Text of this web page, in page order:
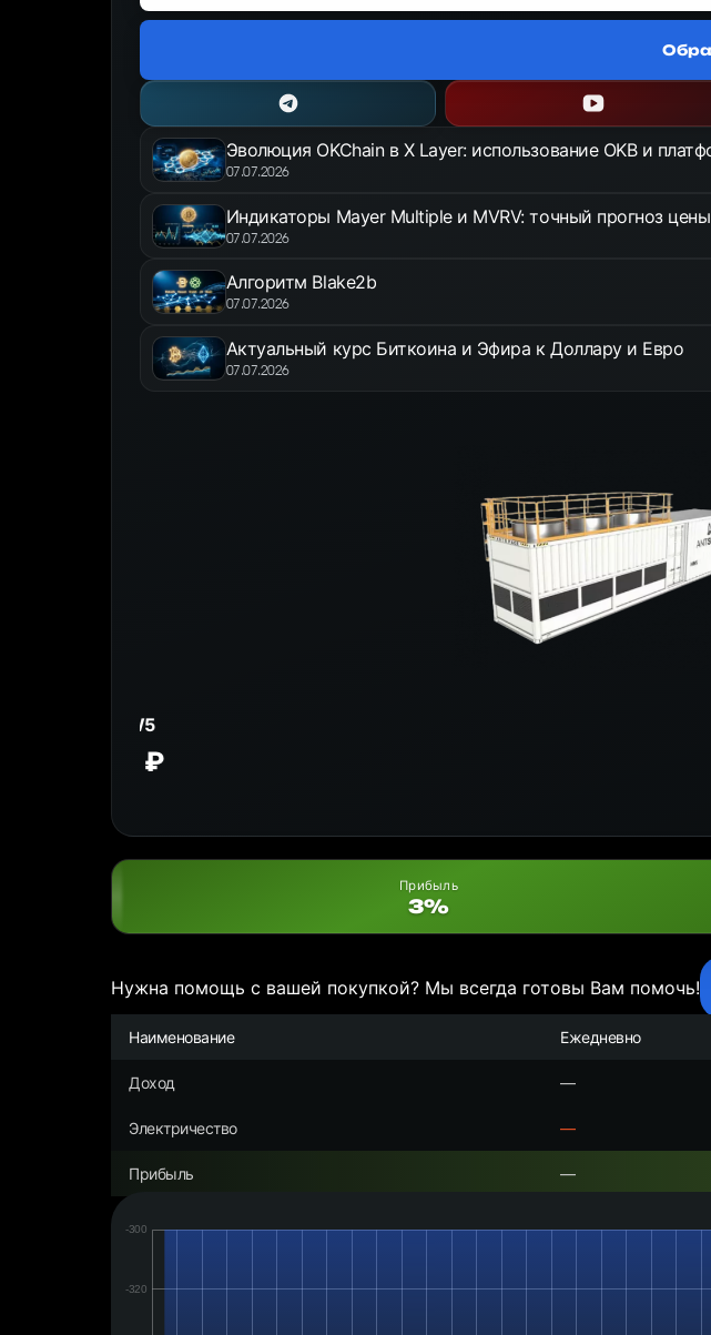
Эволюция OKChain в X Layer: использование OKB и
07.07.2026
Индикаторы Mayer Multiple и MVRV: точный прогноз
07.07.2026
Алгоритм Blake2b
07.07.2026
Актуальный курс Биткоина и Эфира к Доллару и Евро
07.07.2026
ANTSPACE HD5
10 792 016 ₽
Прибыль
3%
Нужна помощь с вашей покупкой? Мы всегда готовы Вам помочь!
Наименование Ежедневно
Доход —
Электричество —
Прибыль —
Дата:
день: